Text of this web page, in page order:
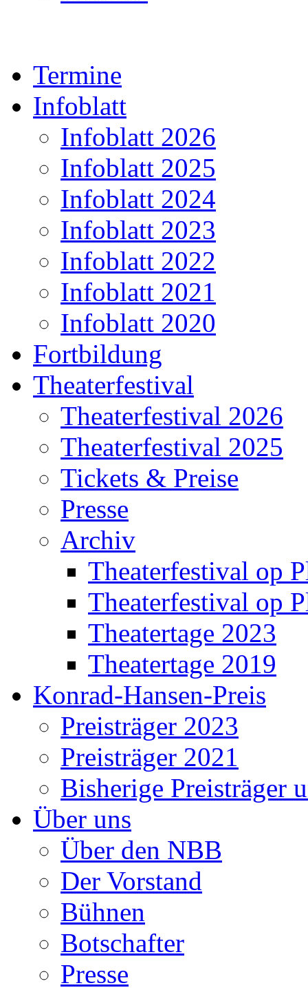
Termine
Infoblatt
Infoblatt 2026
Infoblatt 2025
Infoblatt 2024
Infoblatt 2023
Infoblatt 2022
Infoblatt 2021
Infoblatt 2020
Fortbildung
Theaterfestival
Theaterfestival 2026
Theaterfestival 2025
Tickets & Preise
Presse
Archiv
Theaterfestival op
Theaterfestival op
Theatertage 2023
Theatertage 2019
Konrad-Hansen-Preis
Preisträger 2023
Preisträger 2021
Bisherige Preisträger
Über uns
Über den NBB
Der Vorstand
Bühnen
Botschafter
Presse